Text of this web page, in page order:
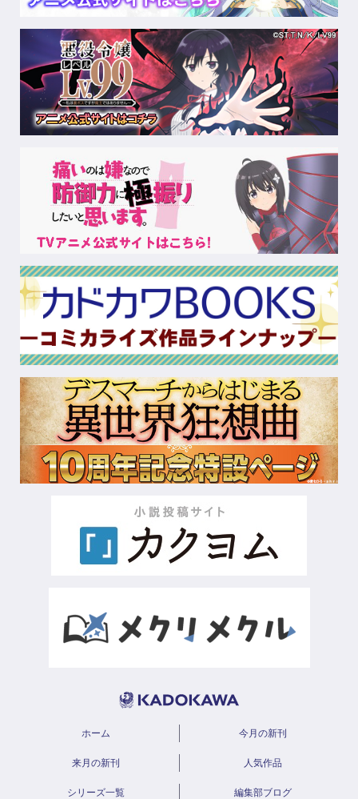
ホーム 今月の新刊
来月の新刊 人気作品
シリーズ一覧 編集部ブログ